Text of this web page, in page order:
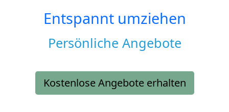
Entspannt umziehen
Persönliche Angebote
Kostenlose Angebote erhalten